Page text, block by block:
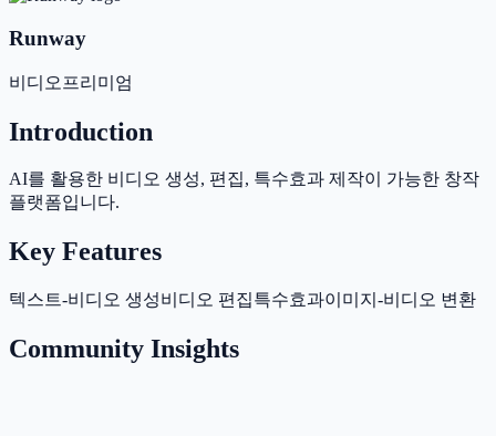
Runway
비디오 프리미엄
Introduction
AI를 활용한 비디오 생성, 편집, 특수효과 제작이 가능한 창작
플랫폼입니다.
Key Features
텍스트-비디오 생성비디오 편집특수효과이미지-비디오 변환
Community Insights